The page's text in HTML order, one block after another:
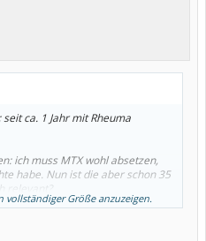
ca. 1 Jahr mit Rheuma
ich muss MTX wohl absetzen,
habe. Nun ist die aber schon 35
weil ich es gut vertrage.
vollständiger Größe anzuzeigen.